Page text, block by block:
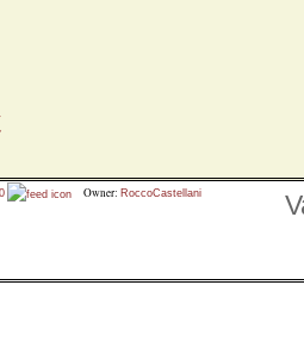
Owner: RoccoCastellani